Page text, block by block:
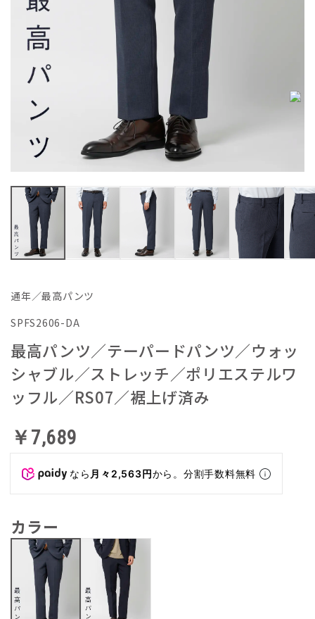
通年／最高パンツ
SPFS2606-DA
最高パンツ／テーパードパンツ／ウォッ
シャブル／ストレッチ／ポリエステルワ
ッフル／RS07／裾上げ済み
￥7,689
なら 月々2,563円から。分割手数料無料
カラー